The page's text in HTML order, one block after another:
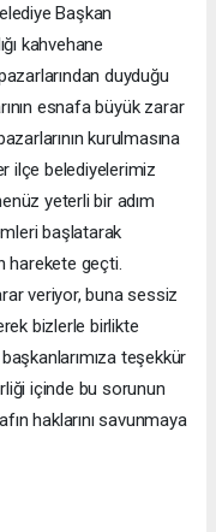
Başkan
kahvehane
duyduğu
esnafa büyük zarar
kurulmasına
ilçe belediyelerimiz
yeterli bir adım
başlatarak
harekete geçti.
veriyor, buna sessiz
bizlerle birlikte
teşekkür
içinde bu sorunun
haklarını savunmaya